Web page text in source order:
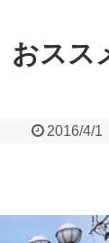
おスス
2016/4/1